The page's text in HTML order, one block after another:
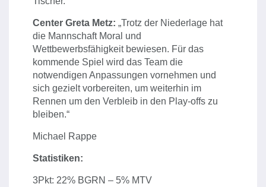
Center Greta Metz: „Trotz der Niederlage hat
die Mannschaft Moral und
Wettbewerbsfähigkeit bewiesen. Für das
kommende Spiel wird das Team die
notwendigen Anpassungen vornehmen und
sich gezielt vorbereiten, um weiterhin im
Rennen um den Verbleib in den Play-offs zu
bleiben.“
Michael Rappe
Statistiken:
3Pkt: 22% BGRN – 5% MTV